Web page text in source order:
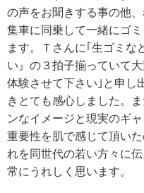
の声をお聞きする事の他
集車に同乗して一緒にゴ
ます。Ｔさんに｢生ゴミな
い』の３拍子揃っていて
体験させて下さい｣と申し
きとても感心しました。
ンなイメージと現実のギ
重要性を肌で感じて頂い
れを同世代の若い方々に
常にうれしく思います。